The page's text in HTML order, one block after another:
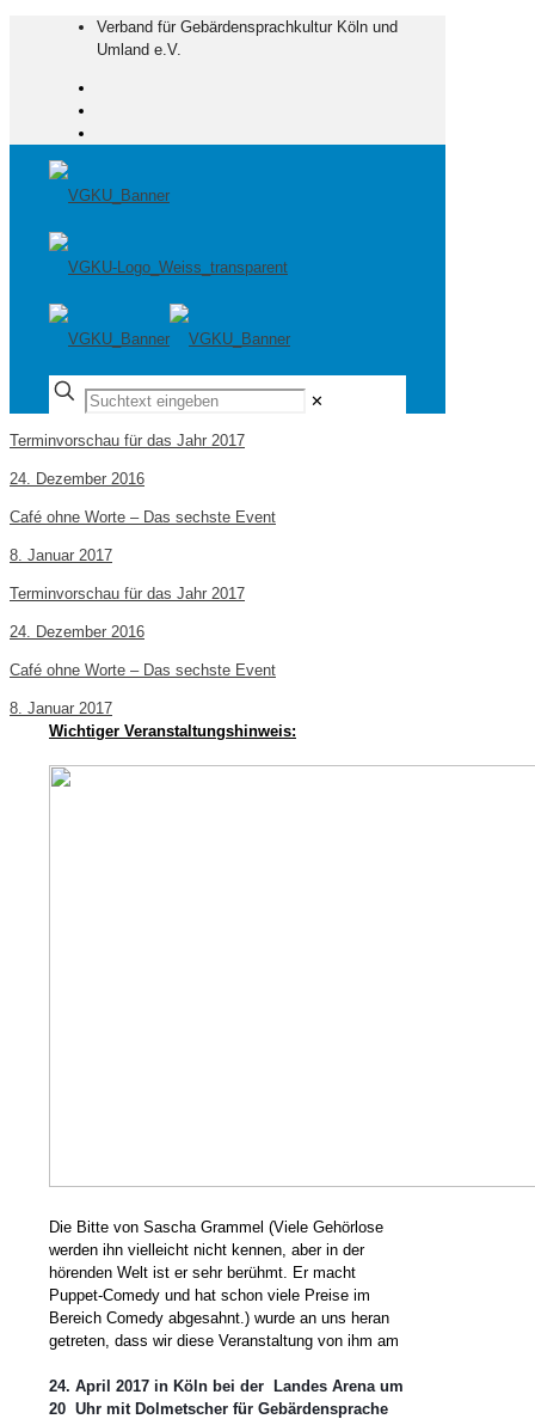
Verband für Gebärdensprachkultur Köln und
Umland e.V.
✕
Terminvorschau für das Jahr 2017
24. Dezember 2016
Café ohne Worte – Das sechste Event
8. Januar 2017
Terminvorschau für das Jahr 2017
24. Dezember 2016
Café ohne Worte – Das sechste Event
8. Januar 2017
Wichtiger Veranstaltungshinweis:
Die Bitte von Sascha Grammel (Viele Gehörlose
werden ihn vielleicht nicht kennen, aber in der
hörenden Welt ist er sehr berühmt. Er macht
Puppet-Comedy und hat schon viele Preise im
Bereich Comedy abgesahnt.) wurde an uns heran
getreten, dass wir diese Veranstaltung von ihm am
24. April 2017 in Köln bei der Landes Arena um
20 Uhr mit Dolmetscher für Gebärdensprache